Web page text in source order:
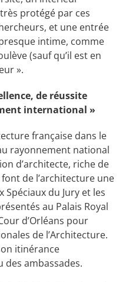
protégé par ces
et une entrée
intime, comme
(sauf qu’il est en
».
de réussite
international »
française dans le
rayonnement national
d’architecte, riche de
de l’architecture une
Spéciaux du Jury et les
au Palais Royal
d’Orléans pour
de l’Architecture.
itinérance
des ambassades.